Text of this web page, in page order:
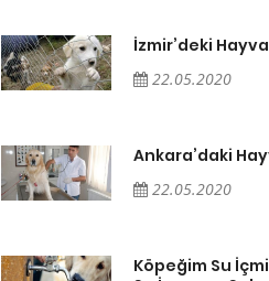
İzmir’deki
22.05.2020
Ankara’daki
22.05.2020
Köpeğim Su